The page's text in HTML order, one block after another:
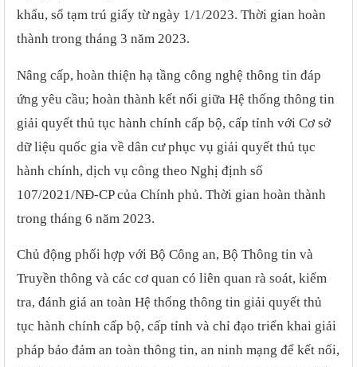
khẩu, sổ tạm trú giấy từ ngày 1/1/2023. Thời gian hoàn
thành trong tháng 3 năm 2023.
Nâng cấp, hoàn thiện hạ tầng công nghệ thông tin đáp
ứng yêu cầu; hoàn thành kết nối giữa Hệ thống thông tin
giải quyết thủ tục hành chính cấp bộ, cấp tỉnh với Cơ sở
dữ liệu quốc gia về dân cư phục vụ giải quyết thủ tục
hành chính, dịch vụ công theo Nghị định số
107/2021/NĐ-CP của Chính phủ. Thời gian hoàn thành
trong tháng 6 năm 2023.
Chủ động phối hợp với Bộ Công an, Bộ Thông tin và
Truyền thông và các cơ quan có liên quan rà soát, kiểm
tra, đánh giá an toàn Hệ thống thông tin giải quyết thủ
tục hành chính cấp bộ, cấp tỉnh và chỉ đạo triển khai giải
pháp bảo đảm an toàn thông tin, an ninh mạng để kết nối,